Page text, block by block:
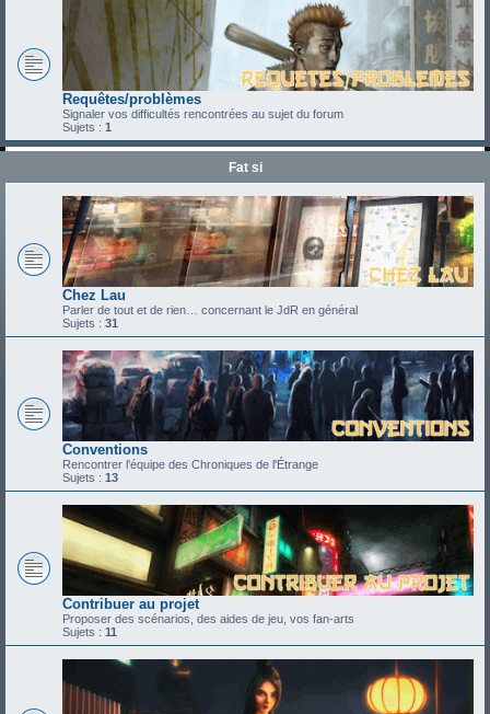
Requêtes/problèmes
Signaler vos difficultés rencontrées au sujet du forum
Sujets : 1
Fat si
Chez Lau
Parler de tout et de rien… concernant le JdR en général
Sujets : 31
Conventions
Rencontrer l'équipe des Chroniques de l'Étrange
Sujets : 13
Contribuer au projet
Proposer des scénarios, des aides de jeu, vos fan-arts
Sujets : 11